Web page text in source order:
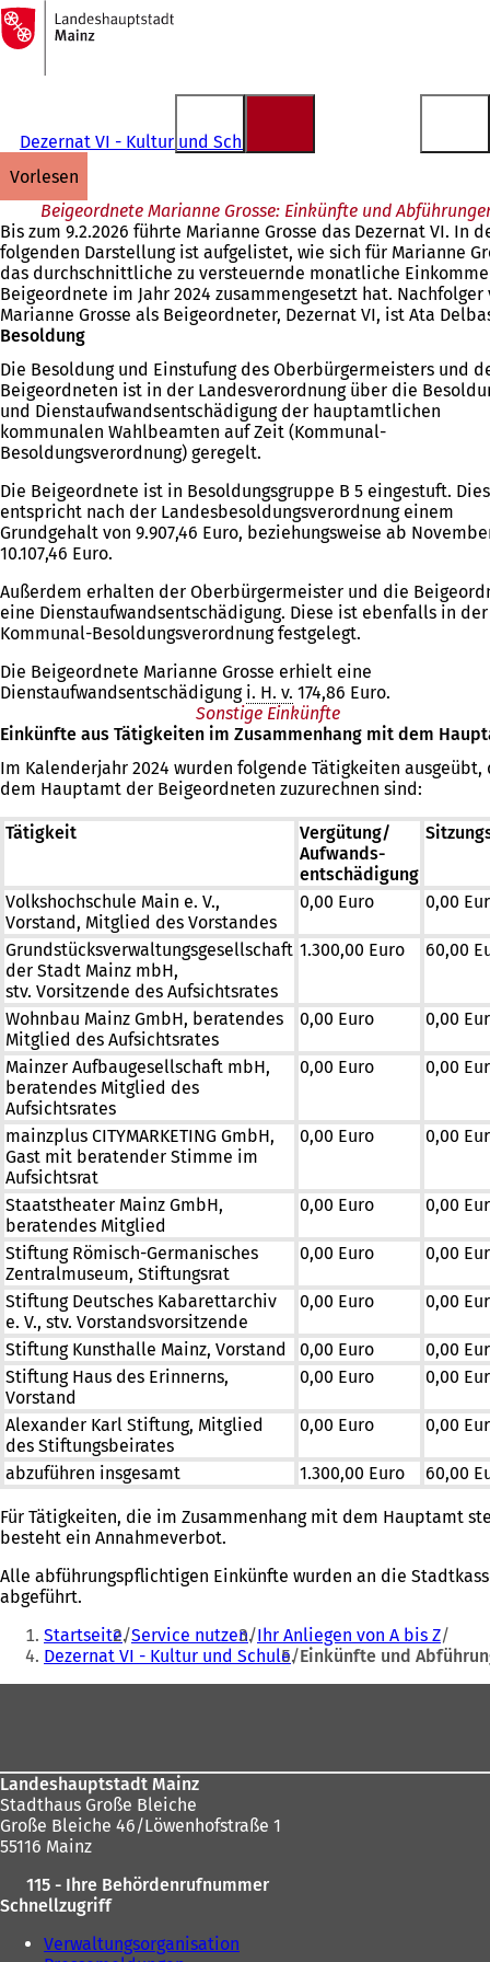
Inhalt anspringen
Zur
Startseite
Dezernat VI - Kultur und Schule
vorlesen
Beigeordnete Marianne Grosse: Einkünfte und
Bis zum 9.2.2026 führte Marianne Grosse das Dezernat VI. In
folgenden Darstellung ist aufgelistet, wie sich für Marianne
das durchschnittliche zu versteuernde monatliche
Beigeordnete im Jahr 2024 zusammengesetzt hat. Nachfolger
Marianne Grosse als Beigeordneter, Dezernat VI, ist Ata
Besoldung
Die Besoldung und Einstufung des Oberbürgermeisters und
Beigeordneten ist in der Landesverordnung über die
und Dienstaufwandsentschädigung der hauptamtlichen
kommunalen Wahlbeamten auf Zeit (Kommunal-
Besoldungsverordnung) geregelt.
Die Beigeordnete ist in Besoldungsgruppe B 5 eingestuft. Dies
entspricht nach der Landesbesoldungsverordnung einem
Grundgehalt von 9.907,46 Euro, beziehungsweise ab
10.107,46 Euro.
Außerdem erhalten der Oberbürgermeister und die
eine Dienstaufwandsentschädigung. Diese ist ebenfalls in der
Kommunal-Besoldungsverordnung festgelegt.
Die Beigeordnete Marianne Grosse erhielt eine
Dienstaufwandsentschädigung i. H. v. 174,86 Euro.
Sonstige Einkünfte
Einkünfte aus Tätigkeiten im Zusammenhang mit dem
Im Kalenderjahr 2024 wurden folgende Tätigkeiten ausgeübt,
dem Hauptamt der Beigeordneten zuzurechnen sind:
Tätigkeit
Vergütung/
Aufwands-
entschädigung
Volkshochschule Main e. V.,
Vorstand, Mitglied des Vorstandes
0,00 Euro 0,00
Grundstücksverwaltungsgesellschaft
der Stadt Mainz mbH,
stv. Vorsitzende des Aufsichtsrates
1.300,00 Euro 60,00
Wohnbau Mainz GmbH, beratendes
Mitglied des Aufsichtsrates
0,00 Euro 0,00
Mainzer Aufbaugesellschaft mbH,
beratendes Mitglied des
Aufsichtsrates
0,00 Euro 0,00
mainzplus CITYMARKETING GmbH,
Gast mit beratender Stimme im
Aufsichtsrat
0,00 Euro 0,00
Staatstheater Mainz GmbH,
beratendes Mitglied
0,00 Euro 0,00
Stiftung Römisch-Germanisches
Zentralmuseum, Stiftungsrat
0,00 Euro 0,00
Stiftung Deutsches Kabarettarchiv
e. V., stv. Vorstandsvorsitzende
0,00 Euro 0,00
Stiftung Kunsthalle Mainz, Vorstand 0,00 Euro
0,00
Stiftung Haus des Erinnerns,
Vorstand
0,00 Euro 0,00
Alexander Karl Stiftung, Mitglied
des Stiftungsbeirates
0,00 Euro 0,00
abzuführen insgesamt 1.300,00 Euro 60,00
Für Tätigkeiten, die im Zusammenhang mit dem Hauptamt
besteht ein Annahmeverbot.
Alle abführungspflichtigen Einkünfte wurden an die
abgeführt.
Sie
befinden
sich
Startseite Service nutzen Ihr Anliegen von A bis Z
Dezernat VI - Kultur und Schule Einkünfte und
Landeshauptstadt Mainz
Stadthaus Große Bleiche
Große Bleiche 46/Löwenhofstraße 1
55116 Mainz
115 - Ihre Behördenrufnummer
Schnellzugriff
Verwaltungsorganisation